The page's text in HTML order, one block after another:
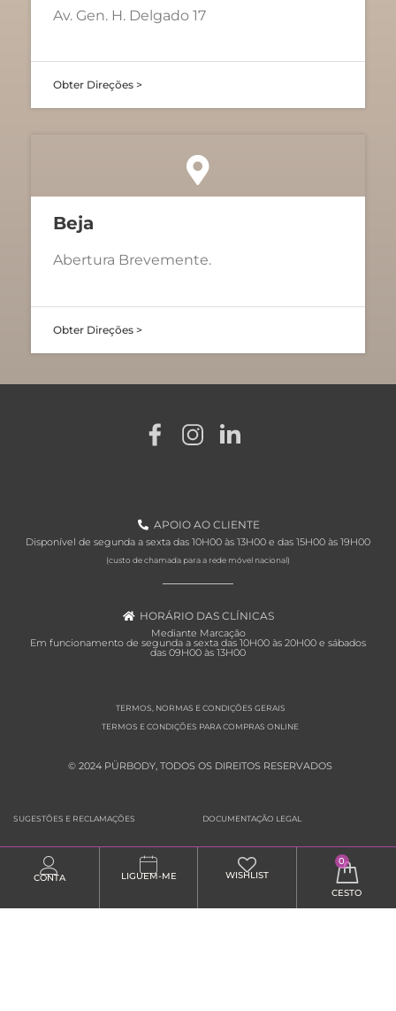
Av. Gen. H. Delgado 17
Obter Direções >
Beja
Abertura Brevemente.
Obter Direções >
APOIO AO CLIENTE
Disponível de segunda a sexta das 10H00 às 13H00 e das 15H00 às 19H00
(custo de chamada para a rede móvel nacional)
HORÁRIO DAS CLÍNICAS
Mediante Marcação
Em funcionamento de segunda a sexta das 10H00 às 20H00 e sábados
das 09H00 às 13H00
TERMOS, NORMAS E CONDIÇÕES GERAIS
TERMOS E CONDIÇÕES PARA COMPRAS ONLINE
© 2024 PÜRBODY, TODOS OS DIREITOS RESERVADOS
SUGESTÕES E RECLAMAÇÕES DOCUMENTAÇÃO LEGAL
CONTA LIGUEM-ME WISHLIST
0
CESTO